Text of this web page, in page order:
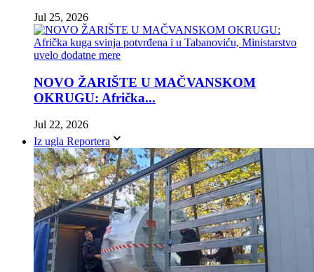
Jul 25, 2026
NOVO ŽARIŠTE U MAČVANSKOM
OKRUGU: Afrička...
Jul 22, 2026
Iz ugla Reportera